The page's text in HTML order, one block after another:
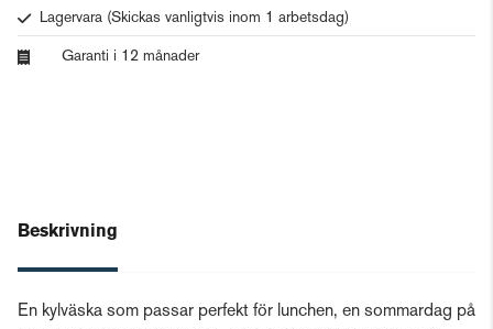
Lagervara (Skickas vanligtvis inom 1 arbetsdag)
Garanti i 12 månader
Beskrivning
En kylväska som passar perfekt för lunchen, en sommardag på